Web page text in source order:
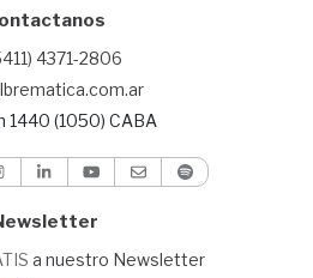
4371-2806
1440 (1050) CABA
a nuestro Newsletter